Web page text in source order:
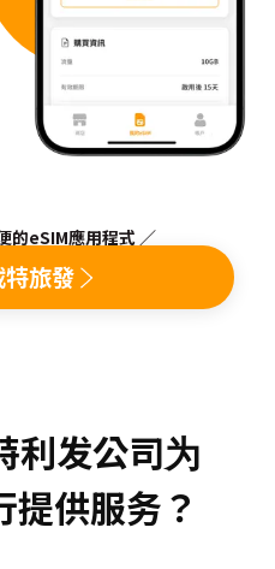
的eSIM應用程式 ／
旅發
利发公司为
供服务？